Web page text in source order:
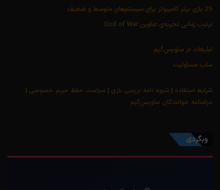
25 بازی برتر کامپیوتر برای سیستم‌های متوسط و ضعیف
ترتیب زمانی تجربه‌ی عناوین God of War
تبلیغات در ساویس‌گیم
سلب مسئولیت
شرایط استفاده | شیوه نامه بررسی بازی | سیاست حفظ حریم خصوصی |
مرامنامه خوانندگان ساویس‌گیم
وبگردی